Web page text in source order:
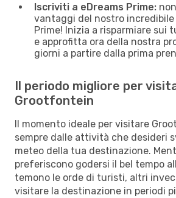
Iscriviti a eDreams Prime:
vantaggi del nostro
Prime! Inizia a risparmiare sui
e approfitta ora della nostra
giorni a partire dalla prima
Il periodo migliore per
Grootfontein
Il momento ideale per visitare
sempre dalle attività che desideri
meteo della tua destinazione.
preferiscono godersi il bel tempo
temono le orde di turisti, altri
visitare la destinazione in periodi